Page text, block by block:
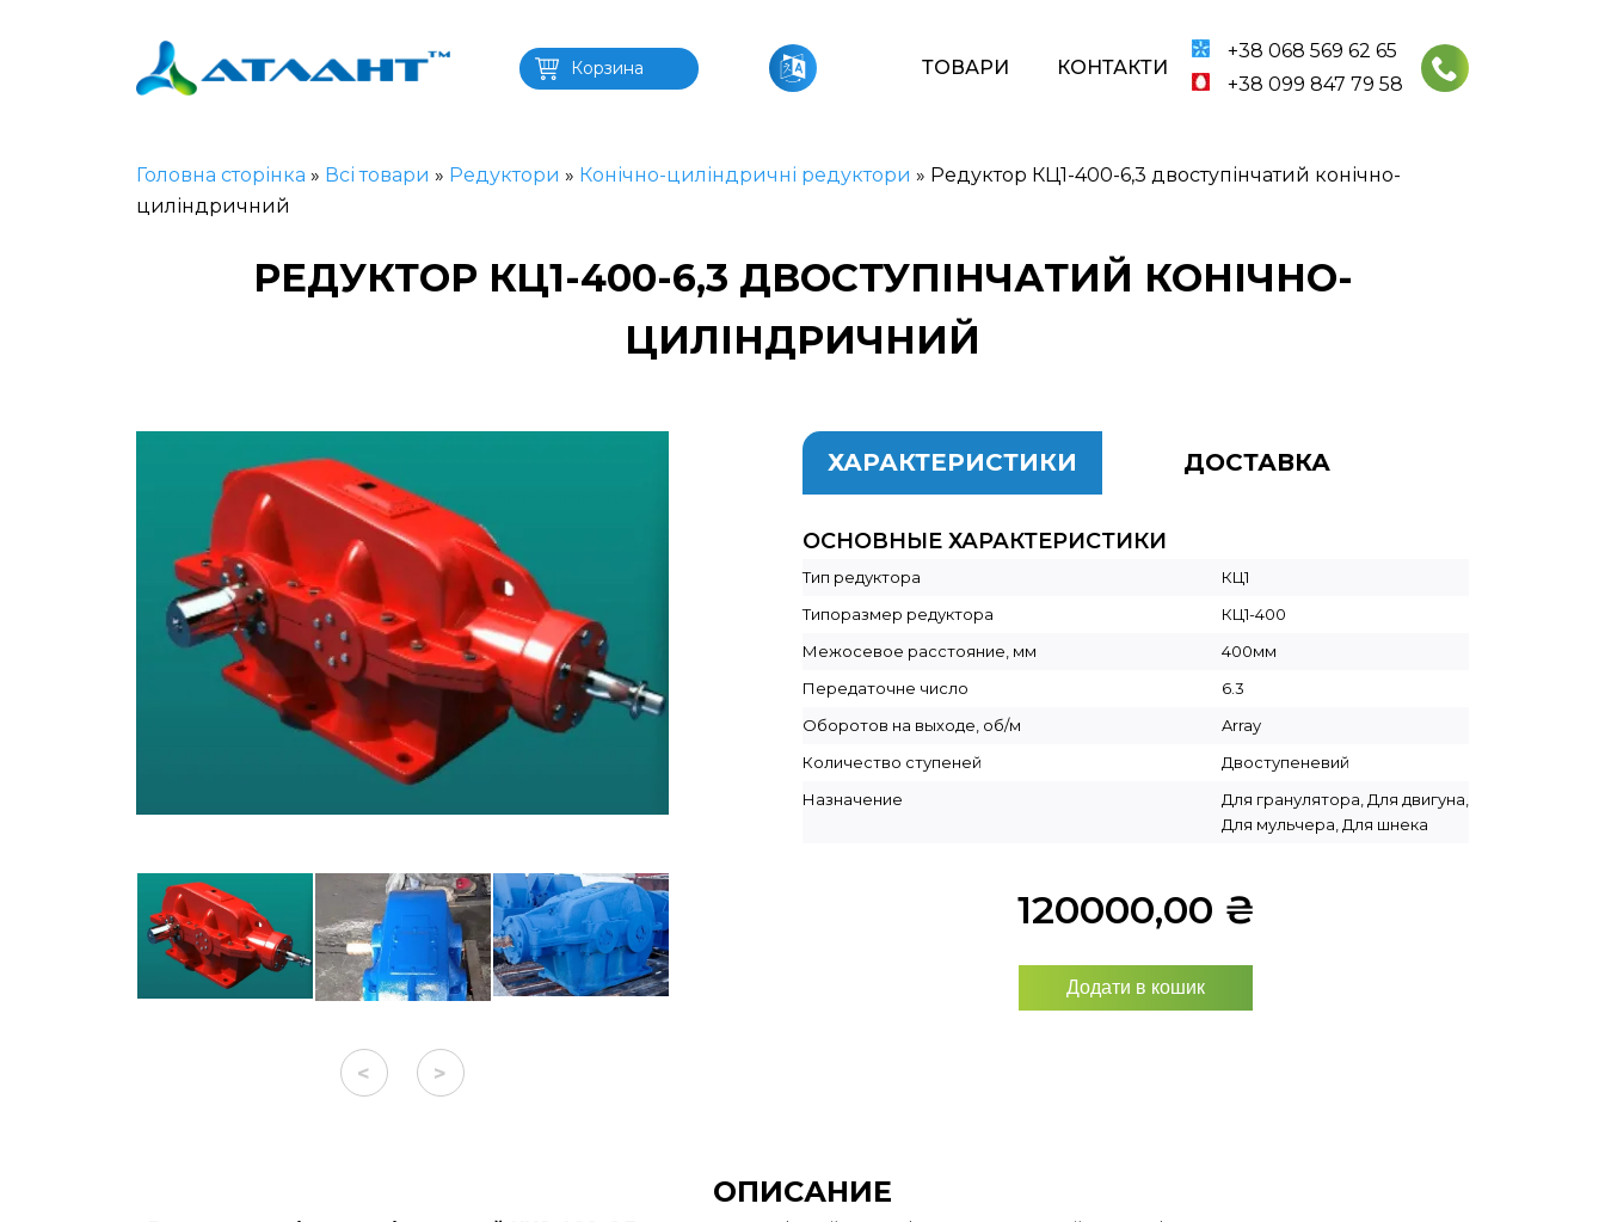
Корзина ТОВАРИ КОНТАКТИ
+38 068 569 62 65
+38 099 847 79 58
Головна сторінка » Всі товари » Редуктори » Конічно-циліндричні редуктори » Редуктор КЦ1-400-6,3 двоступінчатий конічно-
циліндричний
РЕДУКТОР КЦ1-400-6,3 ДВОСТУПІНЧАТИЙ КОНІЧНО-
ЦИЛІНДРИЧНИЙ
< >
ХАРАКТЕРИСТИКИ ДОСТАВКА
ОСНОВНЫЕ ХАРАКТЕРИСТИКИ
Тип редуктора
КЦ1
Типоразмер редуктора
КЦ1-400
Межосевое расстояние, мм
400мм
Передаточне число
6.3
Оборотов на выходе, об/м
Array
Количество ступеней
Двоступеневий
Назначение
Для гранулятора, Для двигуна,
Для мульчера, Для шнека
120000,00 ₴
Додати в кошик
ОПИСАНИЕ